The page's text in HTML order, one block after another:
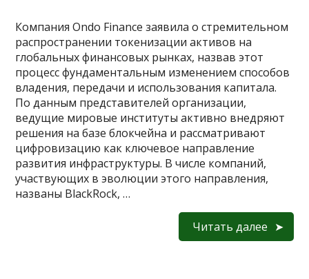
Компания Ondo Finance заявила о стремительном
распространении токенизации активов на
глобальных финансовых рынках, назвав этот
процесс фундаментальным изменением способов
владения, передачи и использования капитала.
По данным представителей организации,
ведущие мировые институты активно внедряют
решения на базе блокчейна и рассматривают
цифровизацию как ключевое направление
развития инфраструктуры. В числе компаний,
участвующих в эволюции этого направления,
названы BlackRock, …
Читать далее